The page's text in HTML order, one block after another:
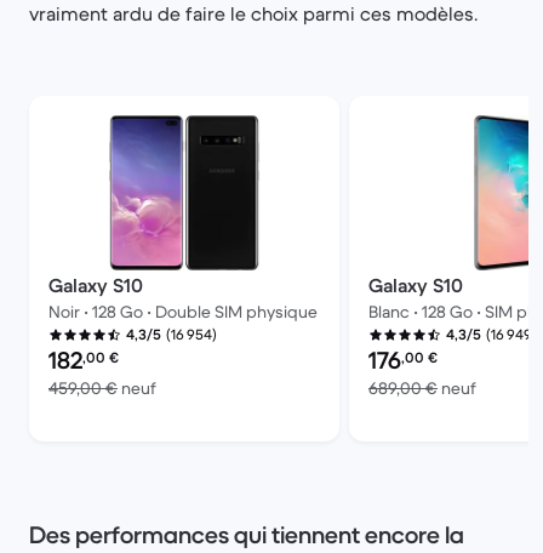
vraiment ardu de faire le choix parmi ces modèles.
Galaxy S10
Noir • 128 Go • Double SIM physique
4,3/5 (16 954)
Prix reconditionné :
182,00 €
459,00 € neufcontre 459,00 € neuf
Galaxy S10
Blanc • 128 Go • SIM
4,3/5 (16 949)
Prix reconditionné :
176,00 €
689,00 € neufcontre
Des performances qui tiennent encore la